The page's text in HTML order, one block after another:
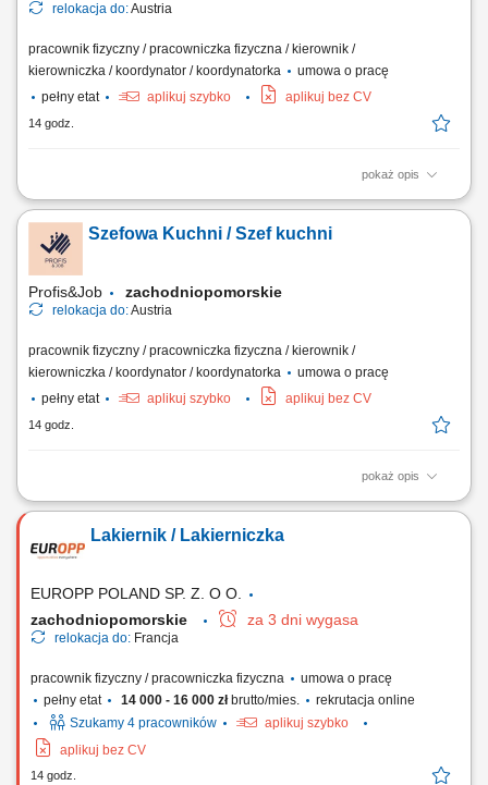
relokacja do:Austria
pracownik fizyczny / pracowniczka fizyczna / kierownik /
kierowniczka / koordynator / koordynatorka
umowa o pracę
pełny etat
aplikuj szybko aplikuj bez CV
14 godz.
pokaż opis
Kostenfreie Unterkunft im Einzelzimmer und Verpflegung (gratis) 48
Qualifikation und Erfahrung
Szefowa Kuchni / Szef kuchni
Profis&Job zachodniopomorskie
relokacja do:Austria
pracownik fizyczny / pracowniczka fizyczna / kierownik /
kierowniczka / koordynator / koordynatorka
umowa o pracę
pełny etat
aplikuj szybko aplikuj bez CV
14 godz.
pokaż opis
Wymagania: Doświadczenie w kuchni na stanowisku szefa kuchni;
doświadczenie Niemiecki od A2; Angielski jest zaletą; Przygotowywanie
dań zgodnie z menu lokalu; Przestrzeganie przepisów higienicznych;
Lakiernik / Lakierniczka
EUROPP POLAND SP. Z. O O.
zachodniopomorskie
za 3 dni wygasa
relokacja do: Francja
pracownik fizyczny / pracowniczka fizyczna
umowa o pracę
pełny etat
14 000 - 16 000 złbrutto/mies.
rekrutacja online
Szukamy 4 pracowników
aplikuj szybko
aplikuj bez CV
14 godz.